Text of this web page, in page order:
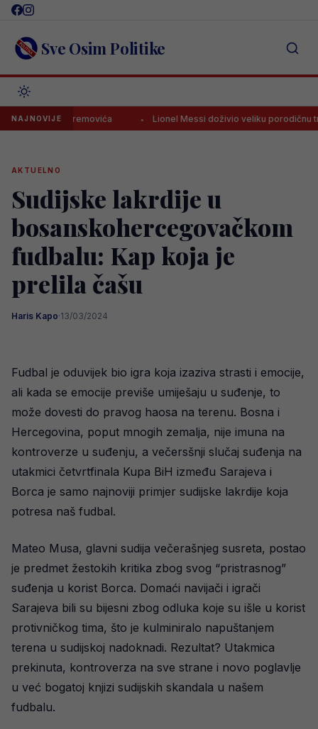
Skip
content Sve Osim Politike
NAJNOVIJE
Muharemovića Lionel Messi doživio veliku porodičnu
AKTUELNO
Sudijske lakrdije u
bosanskohercegovačkom
fudbalu: Kap koja je
prelila čašu
Haris Kapo·13/03/2024
Fudbal je oduvijek bio igra koja izaziva strasti i emocije,
ali kada se emocije previše umiješaju u suđenje, to
može dovesti do pravog haosa na terenu. Bosna i
Hercegovina, poput mnogih zemalja, nije imuna na
kontroverze u suđenju, a večersšnji slučaj suđenja na
utakmici četvrtfinala Kupa BiH između Sarajeva i
Borca je samo najnoviji primjer sudijske lakrdije koja
potresa naš fudbal.
Mateo Musa, glavni sudija večerašnjeg susreta, postao
je predmet žestokih kritika zbog svog “pristrasnog”
suđenja u korist Borca. Domaći navijači i igrači
Sarajeva bili su bijesni zbog odluka koje su išle u korist
protivničkog tima, što je kulminiralo napuštanjem
terena u sudijskoj nadoknadi. Rezultat? Utakmica
prekinuta, kontroverza na sve strane i novo poglavlje
u već bogatoj knjizi sudijskih skandala u našem
fudbalu.